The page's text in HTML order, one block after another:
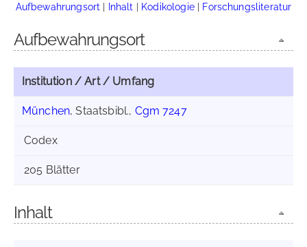
Aufbewahrungsort | Inhalt | Kodikologie| Forschungsliteratur
Aufbewahrungsort
Institution / Art / Umfang
München, Staatsbibl., Cgm 7247
Codex
205 Blätter
Inhalt